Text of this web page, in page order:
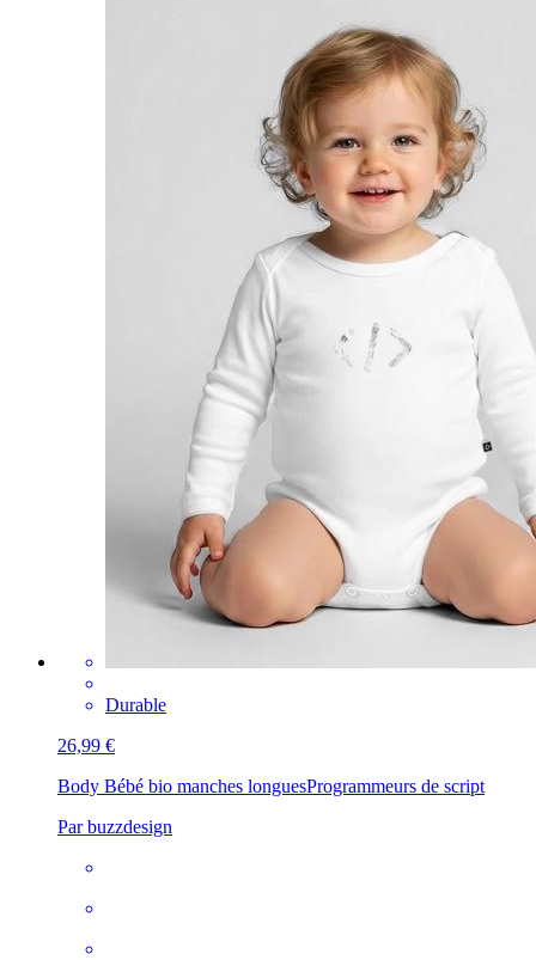
Durable
26,99 €
Body Bébé bio manches longuesProgrammeurs de script
Par buzzdesign